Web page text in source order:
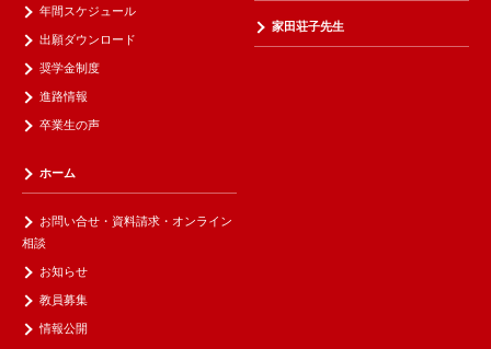
年間スケジュール
出願ダウンロード
奨学金制度
進路情報
卒業生の声
家田荘子先生
ホーム
お問い合せ・資料請求・オンライン
相談
お知らせ
教員募集
情報公開